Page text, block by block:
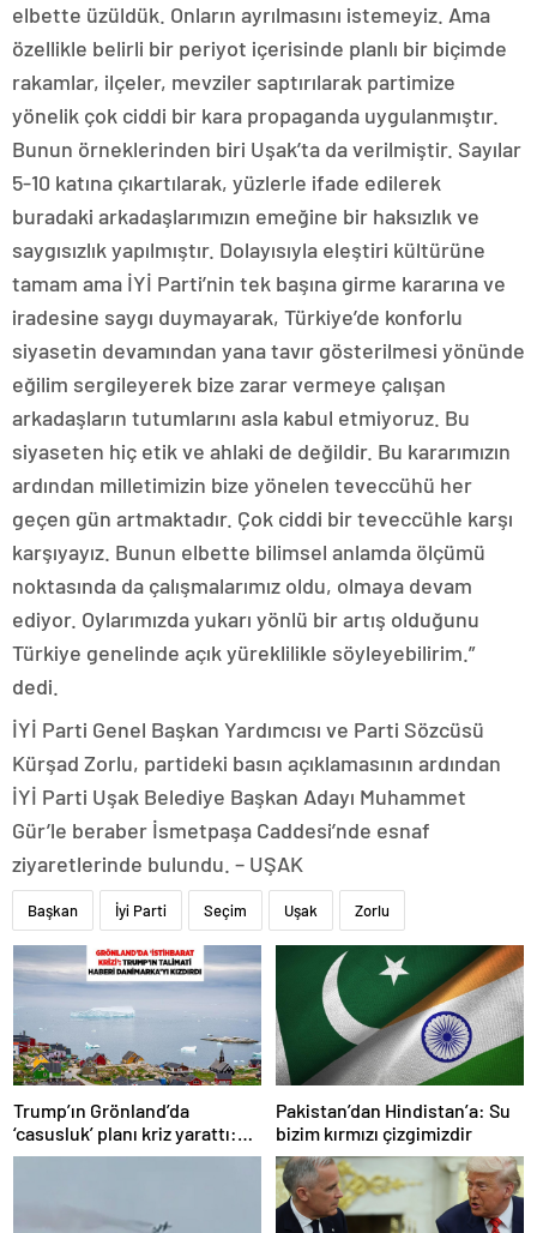
elbette üzüldük. Onların ayrılmasını istemeyiz. Ama
özellikle belirli bir periyot içerisinde planlı bir biçimde
rakamlar, ilçeler, mevziler saptırılarak partimize
yönelik çok ciddi bir kara propaganda uygulanmıştır.
Bunun örneklerinden biri Uşak’ta da verilmiştir. Sayılar
5-10 katına çıkartılarak, yüzlerle ifade edilerek
buradaki arkadaşlarımızın emeğine bir haksızlık ve
saygısızlık yapılmıştır. Dolayısıyla eleştiri kültürüne
tamam ama İYİ Parti’nin tek başına girme kararına ve
iradesine saygı duymayarak, Türkiye’de konforlu
siyasetin devamından yana tavır gösterilmesi yönünde
eğilim sergileyerek bize zarar vermeye çalışan
arkadaşların tutumlarını asla kabul etmiyoruz. Bu
siyaseten hiç etik ve ahlaki de değildir. Bu kararımızın
ardından milletimizin bize yönelen teveccühü her
geçen gün artmaktadır. Çok ciddi bir teveccühle karşı
karşıyayız. Bunun elbette bilimsel anlamda ölçümü
noktasında da çalışmalarımız oldu, olmaya devam
ediyor. Oylarımızda yukarı yönlü bir artış olduğunu
Türkiye genelinde açık yüreklilikle söyleyebilirim.”
dedi.
İYİ Parti Genel Başkan Yardımcısı ve Parti Sözcüsü
Kürşad Zorlu, partideki basın açıklamasının ardından
İYİ Parti Uşak Belediye Başkan Adayı Muhammet
Gür’le beraber İsmetpaşa Caddesi’nde esnaf
ziyaretlerinde bulundu. – UŞAK
Başkan İyi Parti Seçim Uşak Zorlu
Trump’ın Grönland’da
‘casusluk’ planı kriz yarattı:
Danimarka ABD elçisini
Pakistan’dan Hindistan’a: Su
bizim kırmızı çizgimizdir